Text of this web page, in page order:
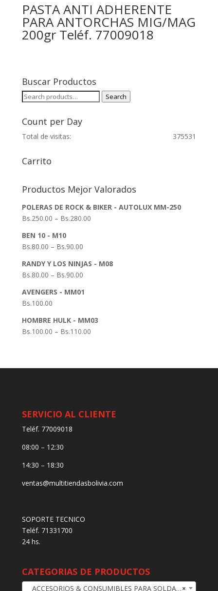
PASTA ANTI ADHERENTE
PARA ANTORCHAS MIG/MAG
200gr Teléf. 77009018
Buscar Productos
Search
Search
Count per Day
375531
Total de visitas:
Carrito
Productos Mejor Valorados
POLERAS DE ROCK & BIKER - AUTOLUX MM-250
Bs.250.00 – Bs.280.00
BEN 10 - M10
Bs.80.00 – Bs.90.00
RANDY Y LOS NINJAS - M08
Bs.80.00 – Bs.90.00
AVENGERS - MM01
Bs.100.00
HOMBRE HULK - MM03
Bs.100.00 – Bs.110.00
SERVICIO AL CLIENTE
Teléf. 77009018
08:00 – 12:30
14:30 – 18:30
ventas@multitiendasbolivia.com
SOPORTE TECNICO
Teléf. 71331700
24 hs.
CATEGORIAS DE PRODUCTOS
×
ACCESORIOS & CONSUMIBLES PARA SOLDADURA TIG